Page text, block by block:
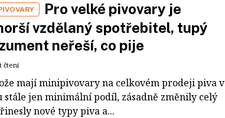
Pro velké pivovary je
vzdělaný spotřebitel, tupý
neřeší, co pije
čtení
mají minipivovary na celkovém prodeji piva v
stále jen minimální podíl, zásadně změnily celý
nové typy piva a...